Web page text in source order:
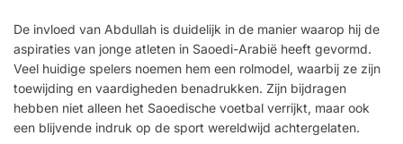
De invloed van Abdullah is duidelijk in de manier waarop hij de
aspiraties van jonge atleten in Saoedi-Arabië heeft gevormd.
Veel huidige spelers noemen hem een rolmodel, waarbij ze zijn
toewijding en vaardigheden benadrukken. Zijn bijdragen
hebben niet alleen het Saoedische voetbal verrijkt, maar ook
een blijvende indruk op de sport wereldwijd achtergelaten.